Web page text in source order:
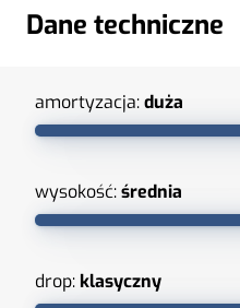
Dane techniczne
amortyzacja:duża
wysokość:średnia
drop:klasyczny